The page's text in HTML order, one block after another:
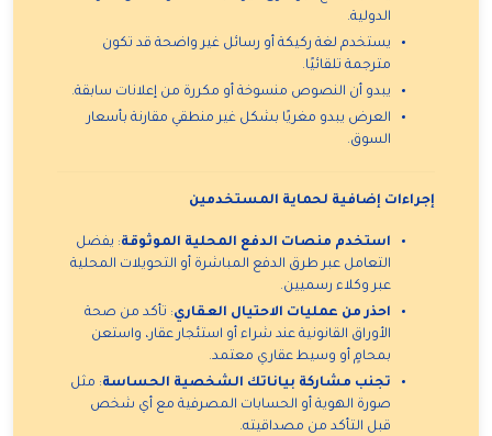
الدولية.
يستخدم لغة ركيكة أو رسائل غير واضحة قد تكون
مترجمة تلقائيًا.
يبدو أن النصوص منسوخة أو مكررة من إعلانات سابقة.
العرض يبدو مغريًا بشكل غير منطقي مقارنة بأسعار
السوق.
إجراءات إضافية لحماية المستخدمين
استخدم منصات الدفع المحلية الموثوقة: يفضل
التعامل عبر طرق الدفع المباشرة أو التحويلات المحلية
عبر وكلاء رسميين.
احذر من عمليات الاحتيال العقاري: تأكد من صحة
الأوراق القانونية عند شراء أو استئجار عقار، واستعن
بمحامٍ أو وسيط عقاري معتمد.
تجنب مشاركة بياناتك الشخصية الحساسة: مثل
صورة الهوية أو الحسابات المصرفية مع أي شخص
قبل التأكد من مصداقيته.